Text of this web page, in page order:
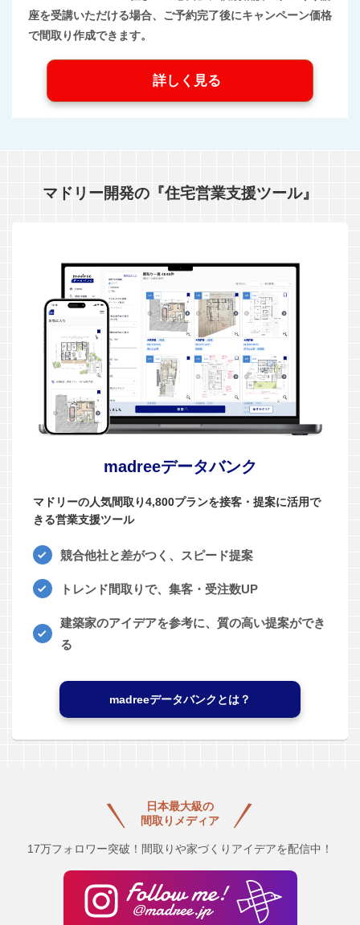
座を受講いただける場合、ご予約完了後にキャンペーン価格
で間取り作成できます。
詳しく見る
マドリー開発の『住宅営業支援ツール』
madreeデータバンク
マドリーの人気間取り4,800プランを接客・提案に活用で
きる営業支援ツール
競合他社と差がつく、スピード提案
トレンド間取りで、集客・受注数UP
建築家のアイデアを参考に、質の高い提案ができ
る
madreeデータバンクとは？
日本最大級の
間取りメディア
17万フォロワー突破！間取りや家づくりアイデアを配信中！